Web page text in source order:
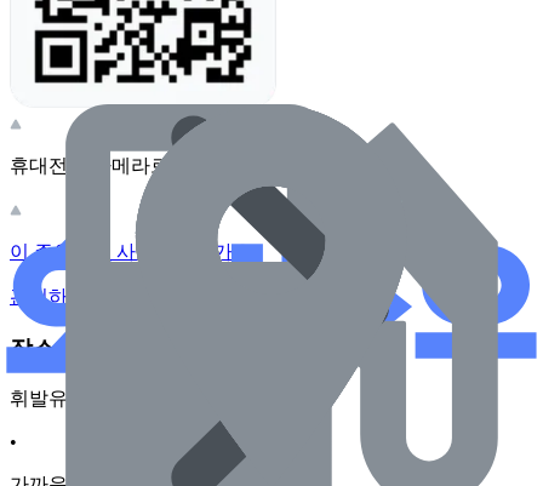
휴대전화 카메라로 찍어보세요
이 주유소의 사장님이신가요?
관리하기
장소 근처 주유소
휘발유
•